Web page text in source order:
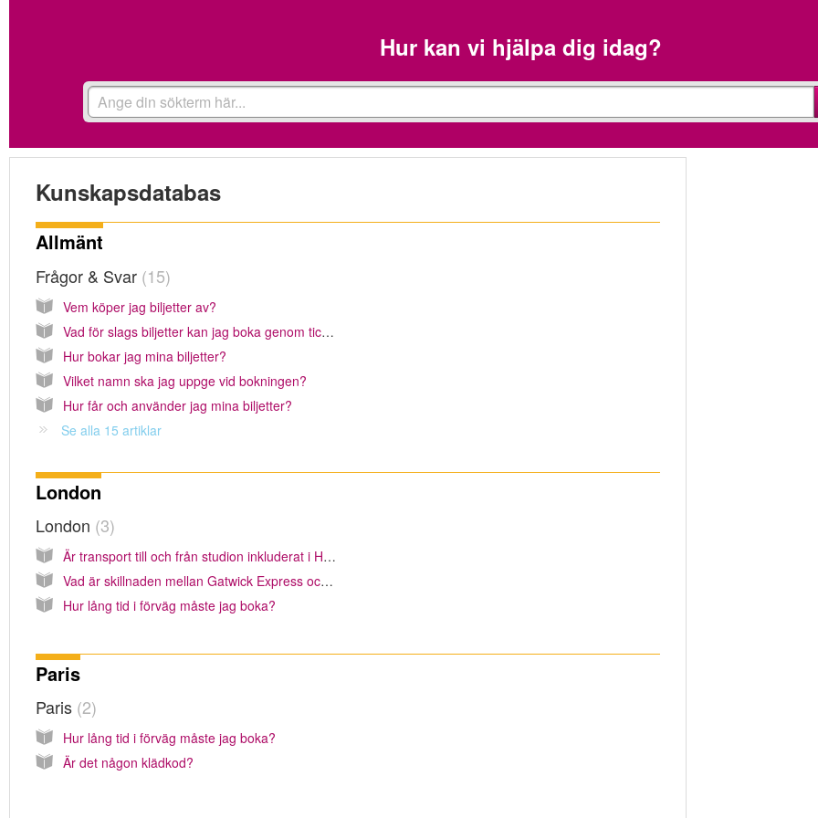
Hur kan vi hjälpa dig idag?
Kunskapsdatabas
Allmänt
Frågor & Svar 15
Vem köper jag biljetter av?
Vad för slags biljetter kan jag boka genom ticmate?
Hur bokar jag mina biljetter?
Vilket namn ska jag uppge vid bokningen?
Hur får och använder jag mina biljetter?
Se alla 15 artiklar
London
London 3
Är transport till och från studion inkluderat i Harry Potter & Warner Bros. Studios tour?
Vad är skillnaden mellan Gatwick Express och Gatwick Airport Train?
Hur lång tid i förväg måste jag boka?
Paris
Paris 2
Hur lång tid i förväg måste jag boka?
Är det någon klädkod?